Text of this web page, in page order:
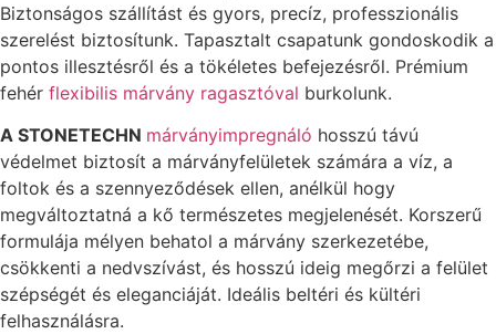
Biztonságos szállítást és gyors, precíz, professzionális
szerelést biztosítunk. Tapasztalt csapatunk gondoskodik a
pontos illesztésről és a tökéletes befejezésről. Prémium
fehér flexibilis márvány ragasztóval burkolunk.
A STONETECHN márványimpregnáló hosszú távú
védelmet biztosít a márványfelületek számára a víz, a
foltok és a szennyeződések ellen, anélkül hogy
megváltoztatná a kő természetes megjelenését. Korszerű
formulája mélyen behatol a márvány szerkezetébe,
csökkenti a nedvszívást, és hosszú ideig megőrzi a felület
szépségét és eleganciáját. Ideális beltéri és kültéri
felhasználásra.